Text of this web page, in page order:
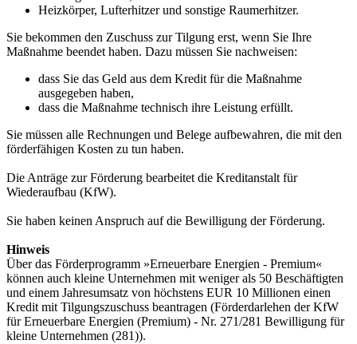
Heizkörper, Lufterhitzer und sonstige Raumerhitzer.
Sie bekommen den Zuschuss zur Tilgung erst, wenn Sie Ihre
Maßnahme beendet haben. Dazu müssen Sie nachweisen:
dass Sie das Geld aus dem Kredit für die Maßnahme
ausgegeben haben,
dass die Maßnahme technisch ihre Leistung erfüllt.
Sie müssen alle Rechnungen und Belege aufbewahren, die mit den
förderfähigen Kosten zu tun haben.
Die Anträge zur Förderung bearbeitet die Kreditanstalt für
Wiederaufbau (KfW).
Sie haben keinen Anspruch auf die Bewilligung der Förderung.
Hinweis
Über das Förderprogramm »Erneuerbare Energien - Premium«
können auch kleine Unternehmen mit weniger als 50 Beschäftigten
und einem Jahresumsatz von höchstens EUR 10 Millionen einen
Kredit mit Tilgungszuschuss beantragen (Förderdarlehen der KfW
für Erneuerbare Energien (Premium) - Nr. 271/281 Bewilligung für
kleine Unternehmen (281)).